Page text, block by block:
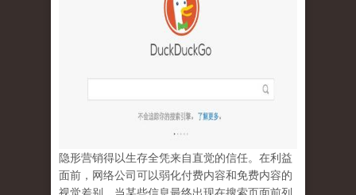
隐形营销得以生存全凭来自直觉的信任。在利益
面前，网络公司可以弱化付费内容和免费内容的